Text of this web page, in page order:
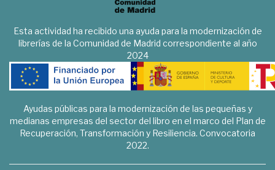
Esta actividad ha recibido una ayuda para la modernización de
librerías de la Comunidad de Madrid correspondiente al año
2024
Ayudas públicas para la modernización de las pequeñas y
medianas empresas del sector del libro en el marco del Plan de
Recuperación, Transformación y Resiliencia. Convocatoria
2022.